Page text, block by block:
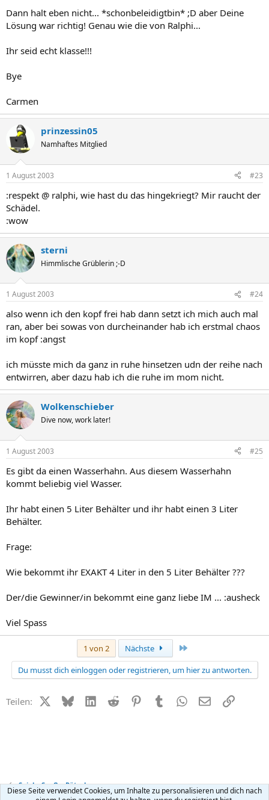
Dann halt eben nicht... *schonbeleidigtbin* ;D aber Deine
Lösung war richtig! Genau wie die von Ralphi...
Ihr seid echt klasse!!!
Bye
Carmen
prinzessin05
Namhaftes Mitglied
1 August 2003 #23
:respekt @ ralphi, wie hast du das hingekriegt? Mir raucht der
Schädel.
:wow
sterni
Himmlische Grüblerin ;-D
1 August 2003 #24
also wenn ich den kopf frei hab dann setzt ich mich auch mal
ran, aber bei sowas von durcheinander hab ich erstmal chaos
im kopf :angst
ich müsste mich da ganz in ruhe hinsetzen udn der reihe nach
entwirren, aber dazu hab ich die ruhe im mom nicht.
Wolkenschieber
Dive now, work later!
1 August 2003 #25
Es gibt da einen Wasserhahn. Aus diesem Wasserhahn
kommt beliebig viel Wasser.
Ihr habt einen 5 Liter Behälter und ihr habt einen 3 Liter
Behälter.
Frage:
Wie bekommt ihr EXAKT 4 Liter in den 5 Liter Behälter ???
Der/die Gewinner/in bekommt eine ganz liebe IM ... :ausheck
Viel Spass
1 von 2 Nächste
Du musst dich einloggen oder registrieren, um hier zu antworten.
Teilen: X (Twitter)
BlueskyLinkedIn
Reddit PinterestTumblr WhatsApp
E-MailLink
Spiel + Spaß + Rätsel
Diese Seite verwendet Cookies, um Inhalte zu personalisieren und dich nach